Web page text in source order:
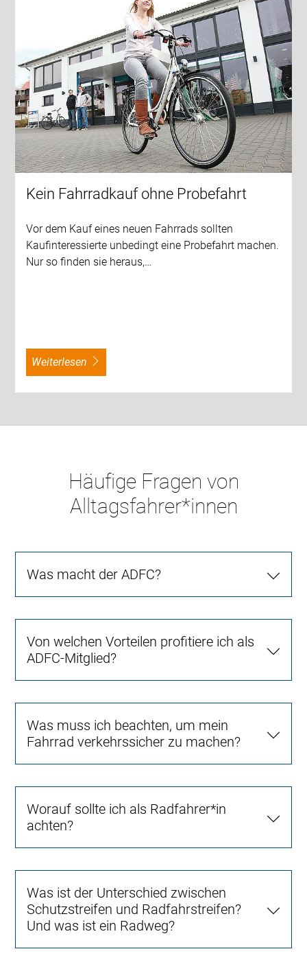
Kein Fahrradkauf ohne Probefahrt
Vor dem Kauf eines neuen Fahrrads sollten
Kaufinteressierte unbedingt eine Probefahrt machen.
Nur so finden sie heraus,…
weiterlesen
Häufige Fragen von
Alltagsfahrer*innen
Was macht der ADFC?
Von welchen Vorteilen profitiere ich als
ADFC-Mitglied?
Was muss ich beachten, um mein
Fahrrad verkehrssicher zu machen?
Worauf sollte ich als Radfahrer*in
achten?
Was ist der Unterschied zwischen
Schutzstreifen und Radfahrstreifen?
Und was ist ein Radweg?